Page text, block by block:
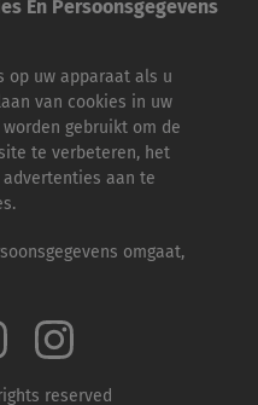
En Persoonsgegevens
op uw apparaat als u
van cookies in uw
gebruikt om de
te verbeteren, het
aan te
omgaat,
reserved